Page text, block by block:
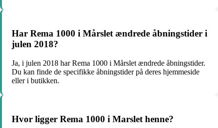
Har Rema 1000 i Mårslet ændrede åbningstider i
julen 2018?
Ja, i julen 2018 har Rema 1000 i Mårslet ændrede åbningstider.
Du kan finde de specifikke åbningstider på deres hjemmeside
eller i butikken.
Hvor ligger Rema 1000 i Marslet henne?